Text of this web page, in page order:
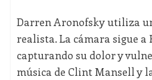
Darren Aronofsky utiliza
realista. La cámara sigue a
capturando su dolor y
música de Clint Mansell y